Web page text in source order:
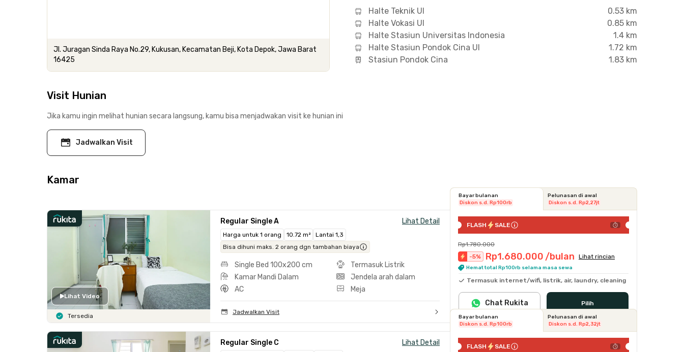
Jl. Juragan Sinda Raya No.29, Kukusan, Kecamatan Beji, Kota Depok, Jawa Barat
16425
Halte Teknik UI
0.53 km
Halte Vokasi UI
0.85 km
Halte Stasiun Universitas Indonesia
1.4 km
Halte Stasiun Pondok Cina UI
1.72 km
Stasiun Pondok Cina
1.83 km
Visit Hunian
Jika kamu ingin melihat hunian secara langsung, kamu bisa menjadwakan visit ke hunian ini
Jadwalkan Visit
Kamar
Lihat Video
Tersedia
Regular Single A Lihat Detail
Harga untuk 1 orang 10.72 m²
Lantai 1,3
Bisa dihuni maks. 2 orang dgn tambahan biaya
Single Bed 100x200 cm
Termasuk Listrik
Kamar Mandi Dalam
Jendela arah dalam
AC
Meja
Jadwalkan Visit
Bayar bulanan
Diskon s.d. Rp100rb
Pelunasan di awal
Diskon s.d. Rp2,27jt
FLASH SALE
Rp1.780.000
-5% Rp1.680.000 /bulan Lihat rincian
Hemat total Rp100rb selama masa sewa
Termasuk internet/wifi, listrik, air, laundry, cleaning
Pilih
Chat Rukita
Regular Single C Lihat Detail
Bayar bulanan
Diskon s.d. Rp100rb
Pelunasan di awal
Diskon s.d. Rp2,32jt
FLASH SALE